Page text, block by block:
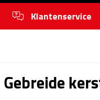
Klantenservice
Gebreide